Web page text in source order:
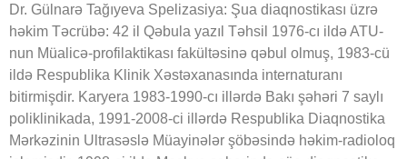
Dr. Gülnarə Tağıyeva Spelizasiya: Şua diaqnostikası üzrə
həkim Təcrübə: 42 il Qəbula yazıl Təhsil 1976-cı ildə ATU-
nun Müalicə-profilaktikası fakültəsinə qəbul olmuş, 1983-cü
ildə Respublika Klinik Xəstəxanasında internaturanı
bitirmişdir. Karyera 1983-1990-cı illərdə Bakı şəhəri 7 saylı
poliklinikada, 1991-2008-ci illərdə Respublika Diaqnostika
Mərkəzinin Ultrasəslə Müayinələr şöbəsində həkim-radioloq